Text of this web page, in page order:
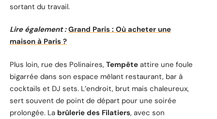
sortant du travail.
Lire également : Grand Paris : Où acheter une
maison à Paris ?
Plus loin, rue des Polinaires, Tempête attire une foule
bigarrée dans son espace mêlant restaurant, bar à
cocktails et DJ sets. L’endroit, brut mais chaleureux,
sert souvent de point de départ pour une soirée
prolongée. La brûlerie des Filatiers, avec son